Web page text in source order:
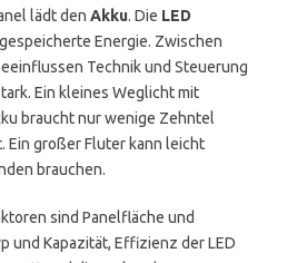
lädt den Akku. Die LED
Energie. Zwischen
Technik und Steuerung
Ein kleines Weglicht mit
braucht nur wenige Zehntel
Ein großer Fluter kann leicht
brauchen.
sind Panelfläche und
und Kapazität, Effizienz der LED